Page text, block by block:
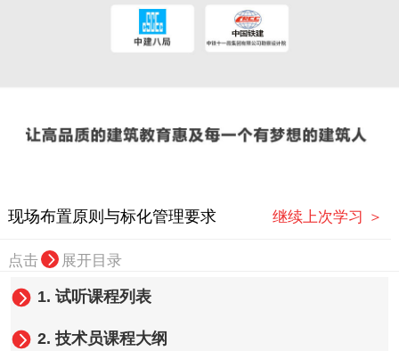
现场布置原则与标化管理要求 继续上次学习 ＞
点击 展开目录
1. 试听课程列表
2. 技术员课程大纲